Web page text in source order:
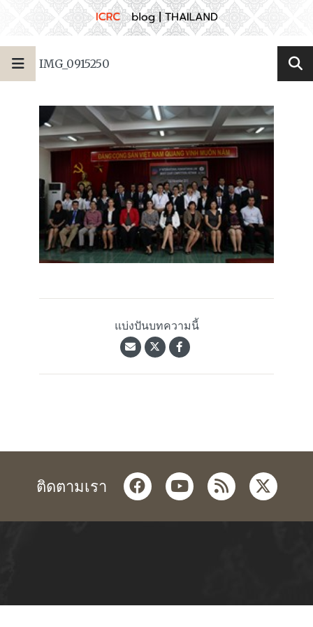
IMG_0915250
แบ่งปันบทความนี้
ติดตามเรา facebookyoutube
rss twitter